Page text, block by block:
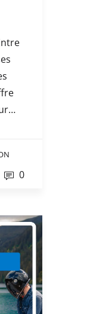
0